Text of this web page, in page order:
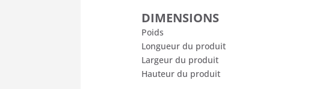
DIMENSIONS
Poids
Longueur du produit
Largeur du produit
Hauteur du produit